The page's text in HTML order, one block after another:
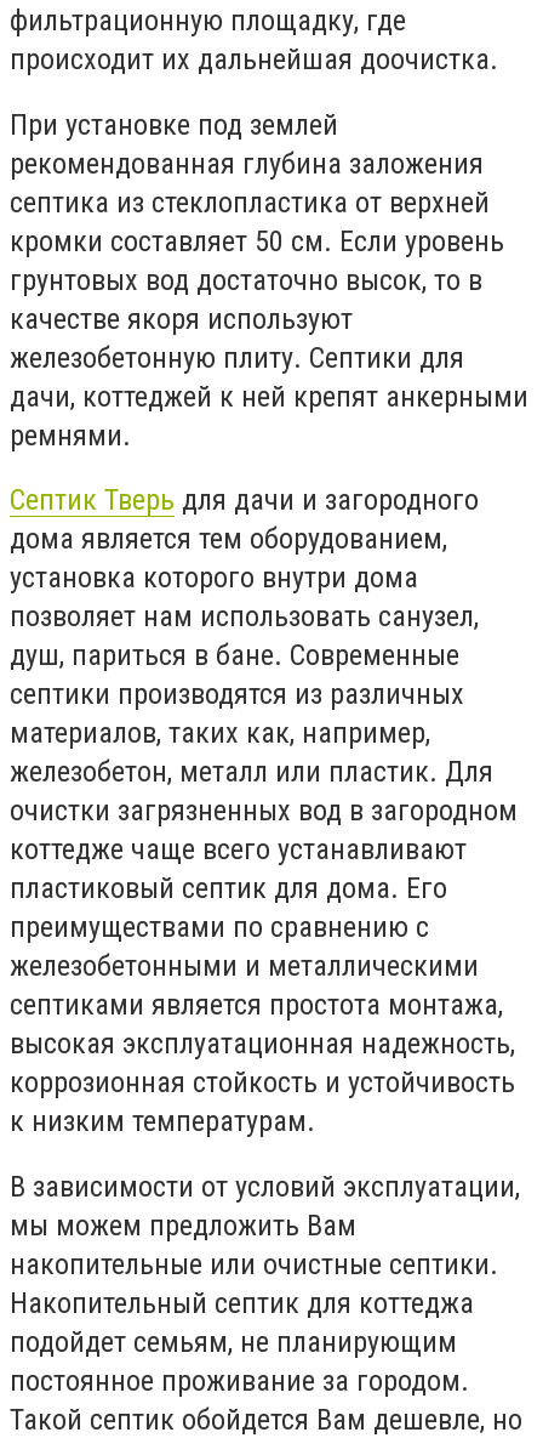
фильтрационную площадку, где
происходит их дальнейшая доочистка.
При установке под землей
рекомендованная глубина заложения
септика из стеклопластика от верхней
кромки составляет 50 см. Если уровень
грунтовых вод достаточно высок, то в
качестве якоря используют
железобетонную плиту. Септики для
дачи, коттеджей к ней крепят анкерными
ремнями.
Септик Тверь для дачи и загородного
дома является тем оборудованием,
установка которого внутри дома
позволяет нам использовать санузел,
душ, париться в бане. Современные
септики производятся из различных
материалов, таких как, например,
железобетон, металл или пластик. Для
очистки загрязненных вод в загородном
коттедже чаще всего устанавливают
пластиковый септик для дома. Его
преимуществами по сравнению с
железобетонными и металлическими
септиками является простота монтажа,
высокая эксплуатационная надежность,
коррозионная стойкость и устойчивость
к низким температурам.
В зависимости от условий эксплуатации,
мы можем предложить Вам
накопительные или очистные септики.
Накопительный септик для коттеджа
подойдет семьям, не планирующим
постоянное проживание за городом.
Такой септик обойдется Вам дешевле, но